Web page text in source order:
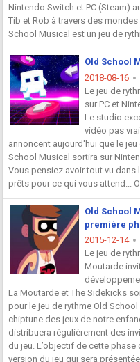
Nintendo Switch et PC (Steam)
Tib et Rob à travers des
School Musical est un jeu de
Old School
2018-08-16
Le jeu de
sur PC et
Le studio
vidéo pas
annoncent aujourd'hui que le
School Musical sortira sur
Vous pensiez avoir tout vu dans
prêts pour ce qui vous attend...
Old School
première
2015-12-14
Le jeu de
Moutarde
La Moutarde et The Sidekicks
pour le jeu de rythme Old
chiptune des jeux de notre
distribuera régulièrement des
du jeu. L’objectif de cette
version du jeu qui sera